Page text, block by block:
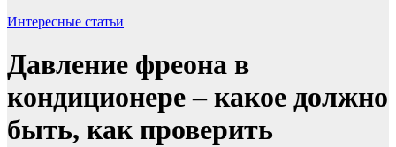
Интересные статьи
Давление фреона в
кондиционере – какое должно
быть, как проверить